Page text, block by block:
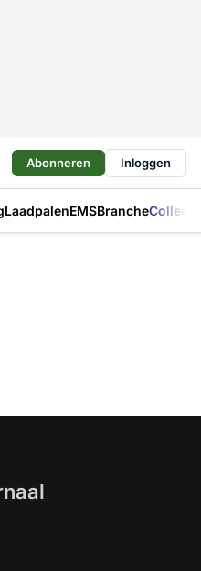
Abonneren Inloggen
LaadpalenEMSBranche